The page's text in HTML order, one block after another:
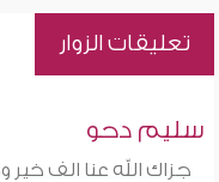
تعليقات الزوار
سليم دحو
جزاك الله عنا الف